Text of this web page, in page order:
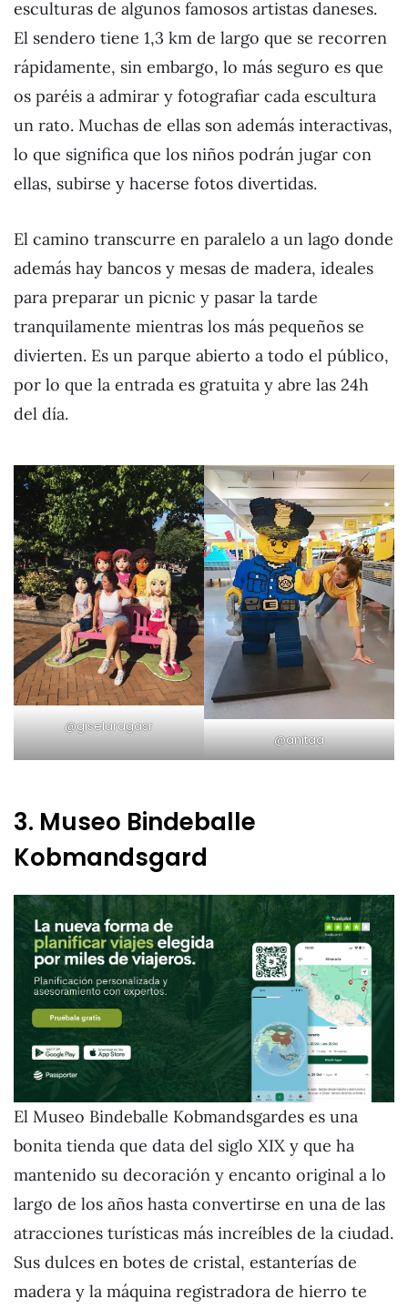
esculturas de algunos famosos artistas daneses.
El sendero tiene 1,3 km de largo que se recorren
rápidamente, sin embargo, lo más seguro es que
os paréis a admirar y fotografiar cada escultura
un rato. Muchas de ellas son además interactivas,
lo que significa que los niños podrán jugar con
ellas, subirse y hacerse fotos divertidas.
El camino transcurre en paralelo a un lago donde
además hay bancos y mesas de madera, ideales
para preparar un picnic y pasar la tarde
tranquilamente mientras los más pequeños se
divierten. Es un parque abierto a todo el público,
por lo que la entrada es gratuita y abre las 24h
del día.
@giselaragasr
@anitaa
3. Museo Bindeballe
Kobmandsgard
El Museo Bindeballe Kobmandsgardes es una
bonita tienda que data del siglo XIX y que ha
mantenido su decoración y encanto original a lo
largo de los años hasta convertirse en una de las
atracciones turísticas más increíbles de la ciudad.
Sus dulces en botes de cristal, estanterías de
madera y la máquina registradora de hierro te